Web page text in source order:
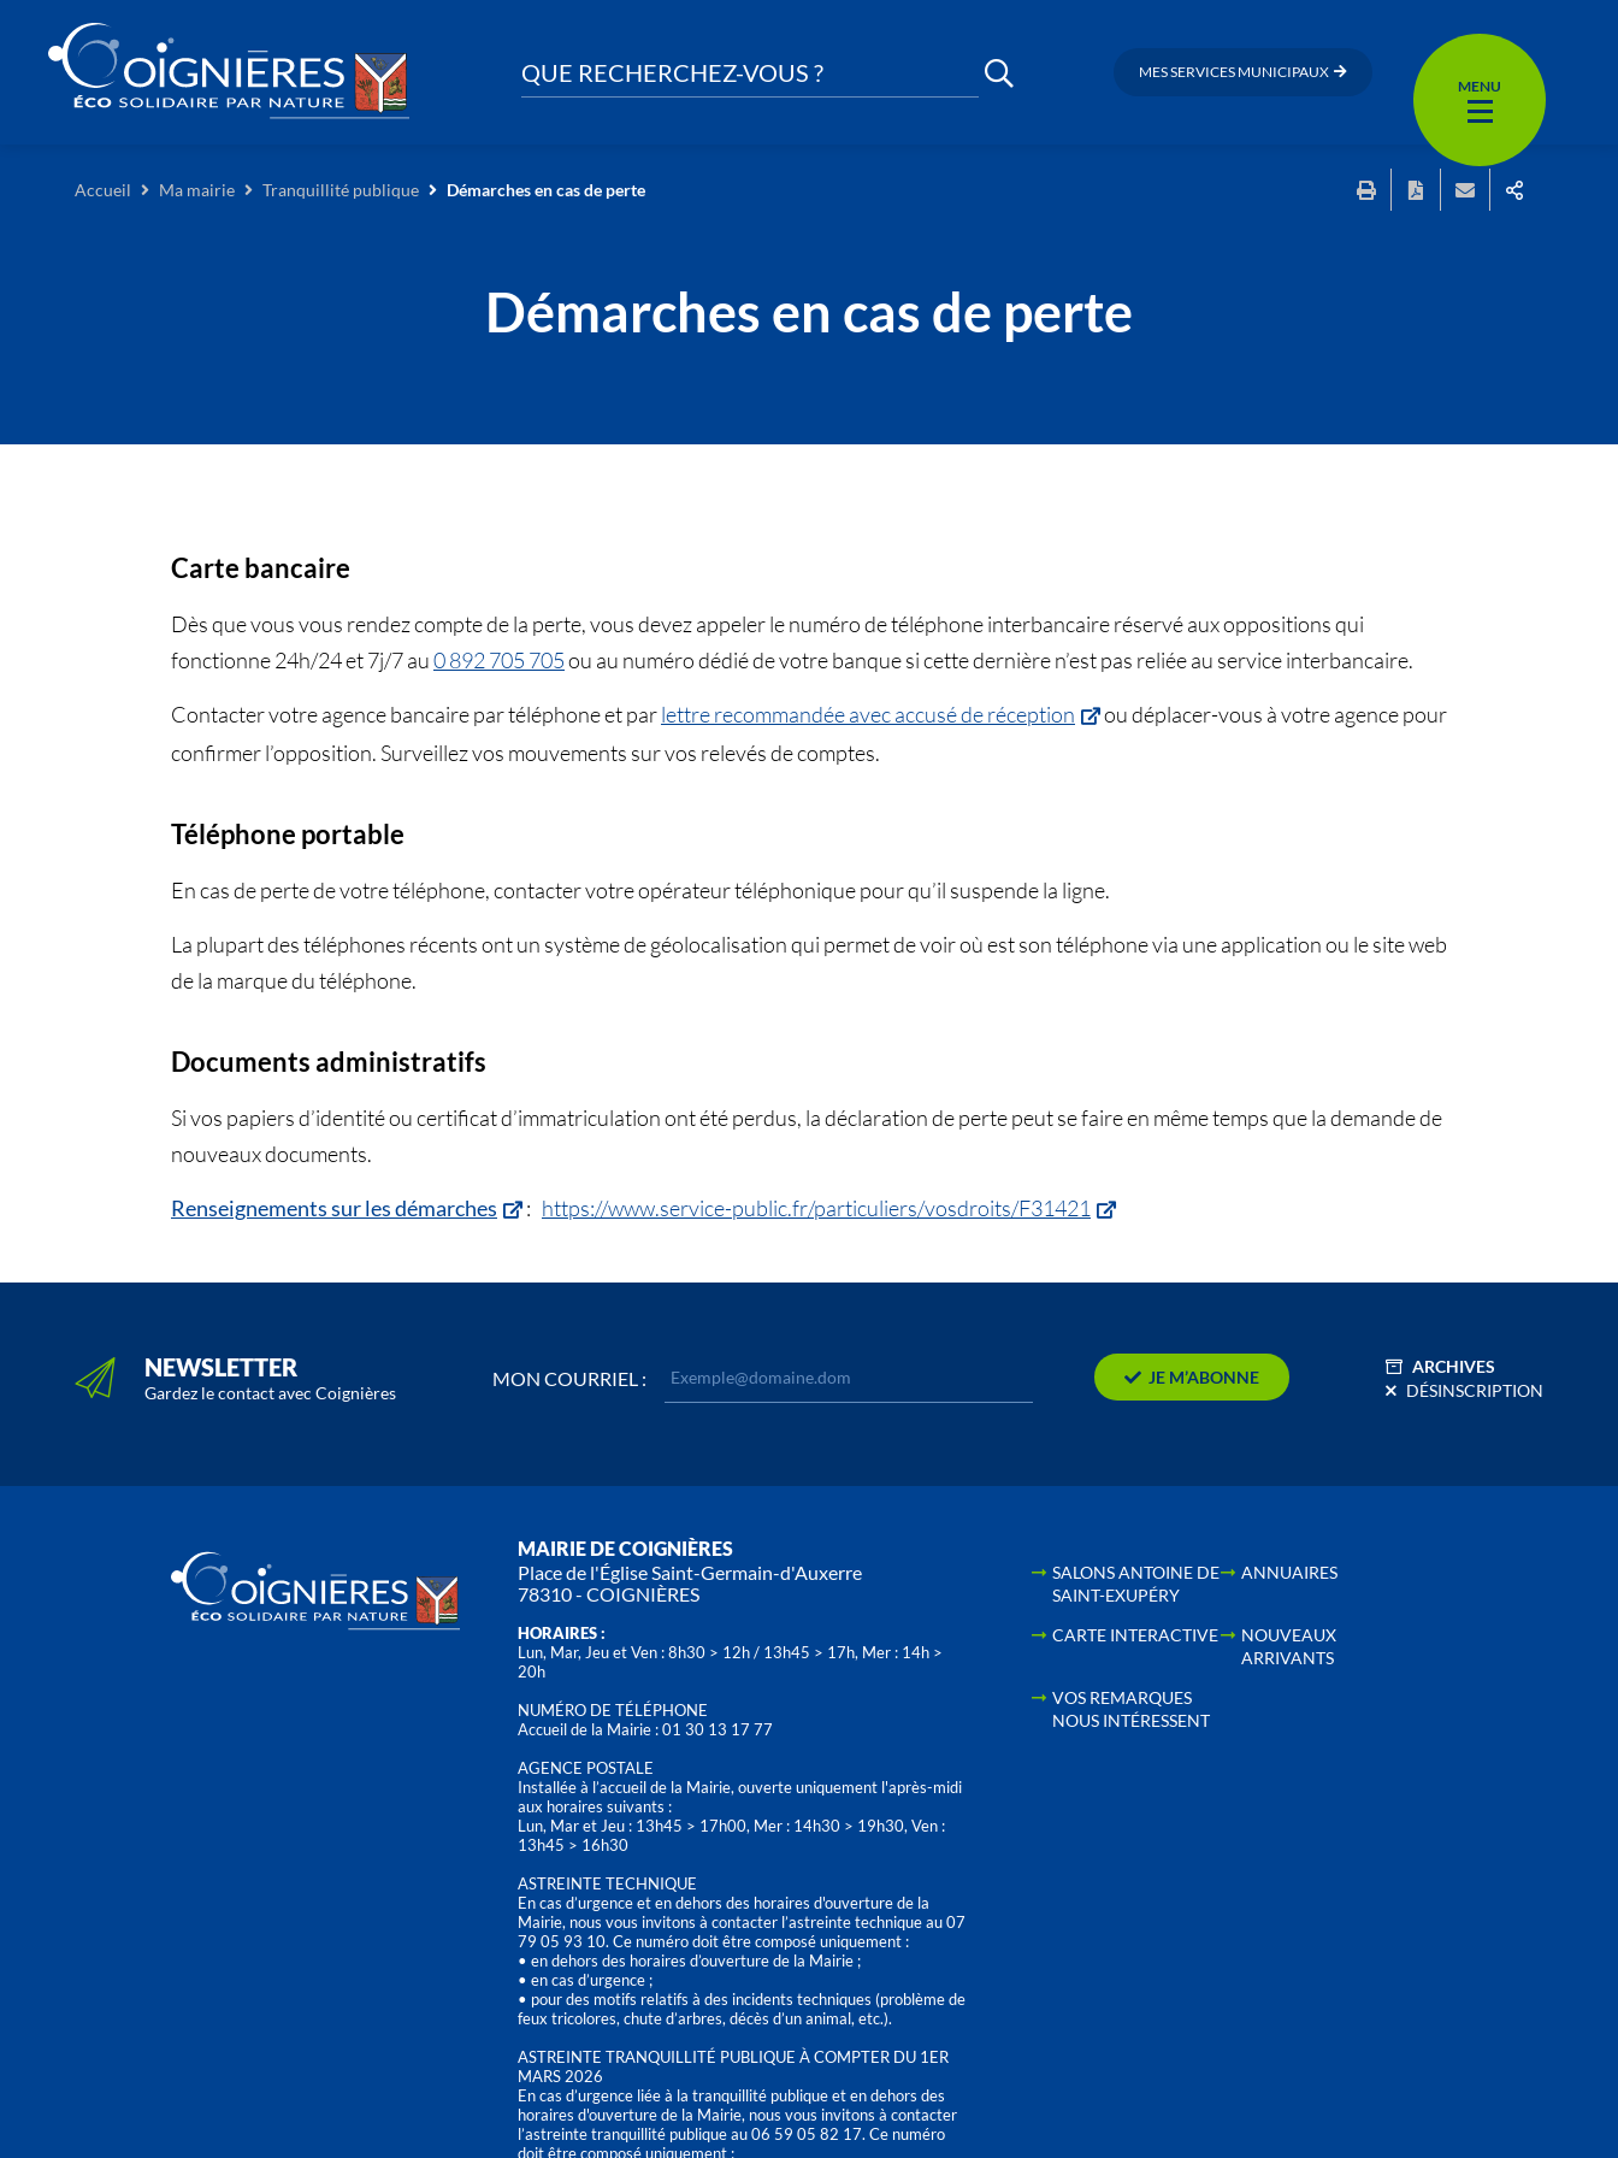
QUE RECHERCHEZ-VOUS ? MES SERVICES MUNICIPAUX
MENU
Accueil Ma mairie Tranquillité publique Démarches en cas de perte
Démarches en cas de perte
Carte bancaire
Dès que vous vous rendez compte de la perte, vous devez appeler le numéro de téléphone interbancaire réservé aux oppositions qui
fonctionne 24h/24 et 7j/7 au0 892 705 705ou au numéro dédié de votre banque si cette dernière n’est pas reliée au service interbancaire.
Contacter votre agence bancaire par téléphone et parlettre recommandée avec accusé de réception
ou déplacer-vous à votre agence pour
confirmer l’opposition. Surveillez vos mouvements sur vos relevés de comptes.
Téléphone portable
En cas de perte de votre téléphone, contacter votre opérateur téléphonique pour qu’il suspende la ligne.
La plupart des téléphones récents ont un système de géolocalisation qui permet de voir où est son téléphone via une application ou le site web
de la marque du téléphone.
Documents administratifs
Si vos papiers d’identité ou certificat d’immatriculation ont été perdus, la déclaration de perte peut se faire en même temps que la demande de
nouveaux documents.
Renseignements sur les démarches : https://www.service-public.fr/particuliers/vosdroits/F31421
NEWSLETTER
Gardez le contact avec Coignières
MON COURRIEL : JE M’ABONNE
ARCHIVES
DÉSINSCRIPTION
MAIRIE DE COIGNIÈRES
Place de l'Église Saint-Germain-d'Auxerre
78310 - COIGNIÈRES
HORAIRES :
Lun, Mar, Jeu et Ven : 8h30 > 12h / 13h45 > 17h, Mer : 14h >
20h
NUMÉRO DE TÉLÉPHONE
Accueil de la Mairie : 01 30 13 17 77
AGENCE POSTALE
Installée à l’accueil de la Mairie, ouverte uniquement l'après-midi
aux horaires suivants :
Lun, Mar et Jeu : 13h45 > 17h00, Mer : 14h30 > 19h30, Ven :
13h45 > 16h30
ASTREINTE TECHNIQUE
En cas d’urgence et en dehors des horaires d'ouverture de la
Mairie, nous vous invitons à contacter l’astreinte technique au 07
79 05 93 10. Ce numéro doit être composé uniquement :
• en dehors des horaires d’ouverture de la Mairie ;
• en cas d’urgence ;
• pour des motifs relatifs à des incidents techniques (problème de
feux tricolores, chute d’arbres, décès d’un animal, etc.).
ASTREINTE TRANQUILLITÉ PUBLIQUE À COMPTER DU 1ER
MARS 2026
En cas d’urgence liée à la tranquillité publique et en dehors des
horaires d'ouverture de la Mairie, nous vous invitons à contacter
l’astreinte tranquillité publique au 06 59 05 82 17. Ce numéro
doit être composé uniquement :
SALONS ANTOINE DE
SAINT-EXUPÉRY
ANNUAIRES
CARTE INTERACTIVE
NOUVEAUX
ARRIVANTS
VOS REMARQUES
NOUS INTÉRESSENT